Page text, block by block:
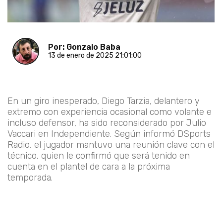
Por: Gonzalo Baba
13 de enero de 2025 21:01:00
En un giro inesperado, Diego Tarzia, delantero y
extremo con experiencia ocasional como volante e
incluso defensor, ha sido reconsiderado por Julio
Vaccari en Independiente. Según informó DSports
Radio, el jugador mantuvo una reunión clave con el
técnico, quien le confirmó que será tenido en
cuenta en el plantel de cara a la próxima
temporada.